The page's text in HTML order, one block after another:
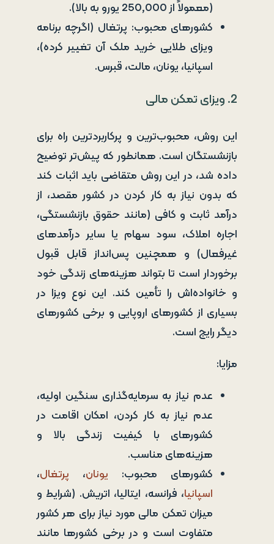
(معمولاً از 250,000 یورو به بالا).
کشورهای محبوب: پرتغال (اگرچه برنامه
ویزای طلایی خرید ملک آن تغییر کرده)،
اسپانیا، یونان، مالت، قبرس.
2. ویزای تمکن مالی
این روش، محبوب‌ترین و پرکاربردترین راه برای
بازنشستگان است. همانطور که پیش‌تر توضیح
داده شد، در این روش متقاضی باید اثبات کند
که بدون نیاز به کار کردن در کشور مقصد، از
درآمد ثابت و کافی (مانند حقوق بازنشستگی،
اجاره املاک، سود سهام یا سایر درآمدهای
غیرفعال) و همچنین پس‌انداز قابل قبول
برخوردار است تا بتواند هزینه‌های زندگی خود
و خانواده‌اش را تأمین کند. این نوع ویزا در
بسیاری از کشورهای اروپایی و برخی کشورهای
دیگر رایج است.
مزایا:
عدم نیاز به سرمایه‌گذاری سنگین اولیه،
عدم نیاز به کار کردن، امکان اقامت در
کشورهای با کیفیت زندگی بالا و
هزینه‌های مناسب.
کشورهای محبوب: یونان، پرتغال،
اسپانیا، فرانسه، ایتالیا، اتریش. (شرایط و
میزان تمکن مالی مورد نیاز برای هر کشور
متفاوت است و در برخی کشورها مانند